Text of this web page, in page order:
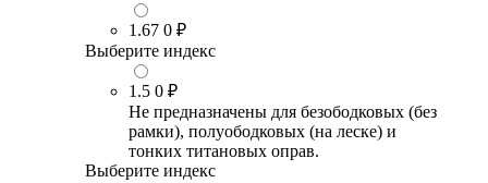
1.67 0 ₽
Выберите индекс
1.5 0 ₽
Не предназначены для безободковых (без
рамки), полуободковых (на леске) и
тонких титановых оправ.
Выберите индекс